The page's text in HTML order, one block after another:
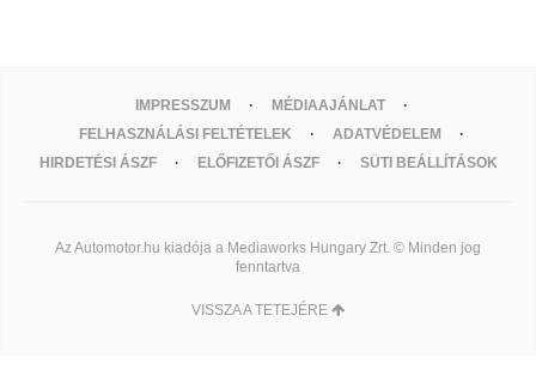
IMPRESSZUM
MÉDIAAJÁNLAT
FELHASZNÁLÁSI FELTÉTELEK
ADATVÉDELEM
HIRDETÉSI ÁSZF
ELŐFIZETŐI ÁSZF SÜTI BEÁLLÍTÁSOK
Az Automotor.hu kiadója a Mediaworks Hungary Zrt. © Minden jog
fenntartva
VISSZA A TETEJÉRE